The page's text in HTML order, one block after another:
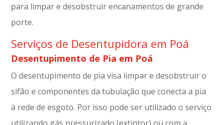
para limpar e desobstruir encanamentos de grande
porte.
Serviços de Desentupidora em Poá
Desentupimento de Pia em Poá
O desentupimento de pia visa limpar e desobstruir o
sifão e componentes da tubulação que conecta a pia
à rede de esgoto. Por isso pode ser utilizado o serviço
utilizando gás pressurizado (extintor) ou com a